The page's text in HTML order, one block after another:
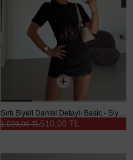
Sırtı Biyeli Dantel Detaylı Basic - Siyah
510,00 TL
1.020,00 TL